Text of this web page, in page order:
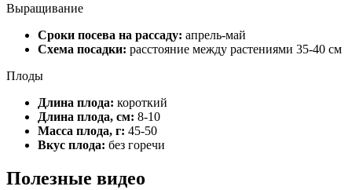
Выращивание
Сроки посева на рассаду: апрель-май
Схема посадки: расстояние между растениями 35-40 см
Плоды
Длина плода: короткий
Длина плода, см: 8-10
Масса плода, г: 45-50
Вкус плода: без горечи
Полезные видео